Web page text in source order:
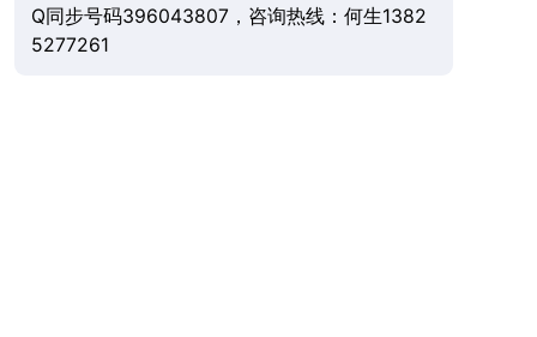
Q同步号码396043807，咨询热线：何生1382
5277261